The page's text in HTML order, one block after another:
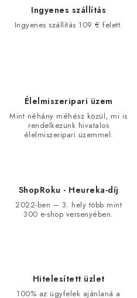
Ingyenes szállítás
Ingyenes szállítás 109 € felett.
Élelmiszeripari üzem
Mint néhány méhész közül, mi is
rendelkezünk hivatalos
élelmiszeripari üzemmel.
ShopRoku - Heureka-díj
2022-ben – 3. hely több mint
300 e-shop versenyében.
Hitelesített üzlet
100% az ügyfelek ajánlaná a